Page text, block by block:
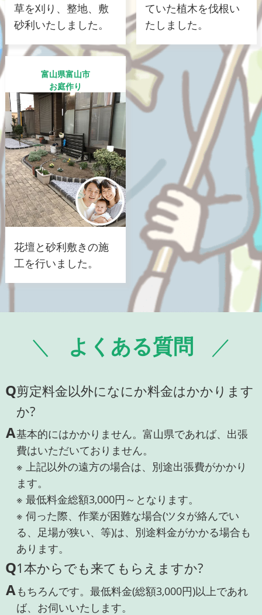
草を刈り、整地、敷
砂利いたしました。
ていた植木を伐根い
たしました。
富山県富山市
お庭作り
花壇と砂利敷きの施
工を行いました。
よくある質問
Q剪定料金以外になにか料金はかかります
か?
A基本的にはかかりません。富山県であれば、出張
費はいただいておりません。
※ 上記以外の遠方の場合は、別途出張費がかかり
ます。
※ 最低料金総額3,000円～となります。
※ 伺った際、作業が困難な場合(ツタが絡んでい
る、足場が狭い、等)は、別途料金がかかる場合も
あります。
Q1本からでも来てもらえますか?
Aもちろんです。最低料金(総額3,000円)以上であれ
ば、お伺いいたします。